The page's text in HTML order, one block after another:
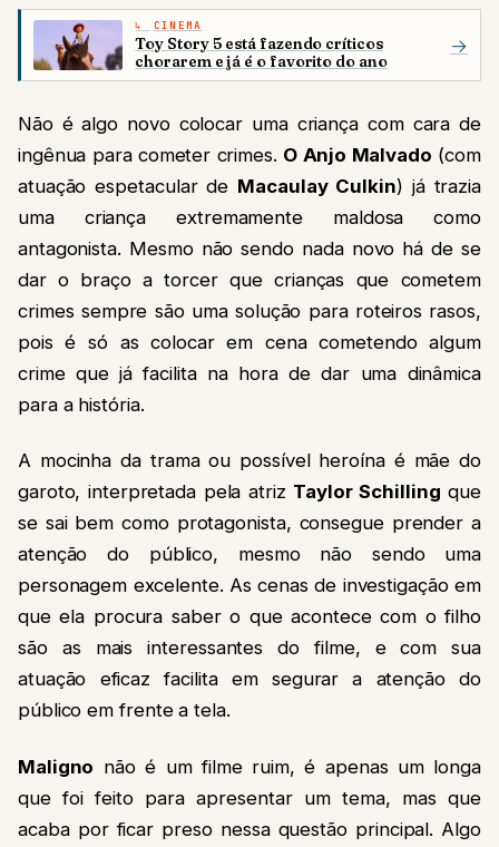
CINEMA
Toy Story 5 está fazendo críticos
chorarem e já é o favorito do ano
→
Não é algo novo colocar uma criança com cara de
ingênua para cometer crimes. O Anjo Malvado (com
atuação espetacular de Macaulay Culkin) já trazia
uma criança extremamente maldosa como
antagonista. Mesmo não sendo nada novo há de se
dar o braço a torcer que crianças que cometem
crimes sempre são uma solução para roteiros rasos,
pois é só as colocar em cena cometendo algum
crime que já facilita na hora de dar uma dinâmica
para a história.
A mocinha da trama ou possível heroína é mãe do
garoto, interpretada pela atriz Taylor Schilling que
se sai bem como protagonista, consegue prender a
atenção do público, mesmo não sendo uma
personagem excelente. As cenas de investigação em
que ela procura saber o que acontece com o filho
são as mais interessantes do filme, e com sua
atuação eficaz facilita em segurar a atenção do
público em frente a tela.
Maligno não é um filme ruim, é apenas um longa
que foi feito para apresentar um tema, mas que
acaba por ficar preso nessa questão principal. Algo